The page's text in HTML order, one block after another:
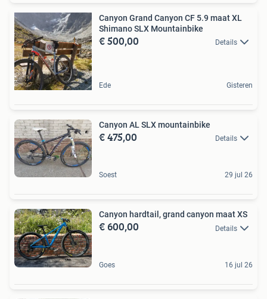
Canyon Grand Canyon CF 5.9 maat XL
Shimano SLX Mountainbike
€ 500,00 Details
Ede Gisteren
Canyon AL SLX mountainbike
€ 475,00 Details
Soest 29 jul 26
Canyon hardtail, grand canyon maat XS
€ 600,00 Details
Goes 16 jul 26